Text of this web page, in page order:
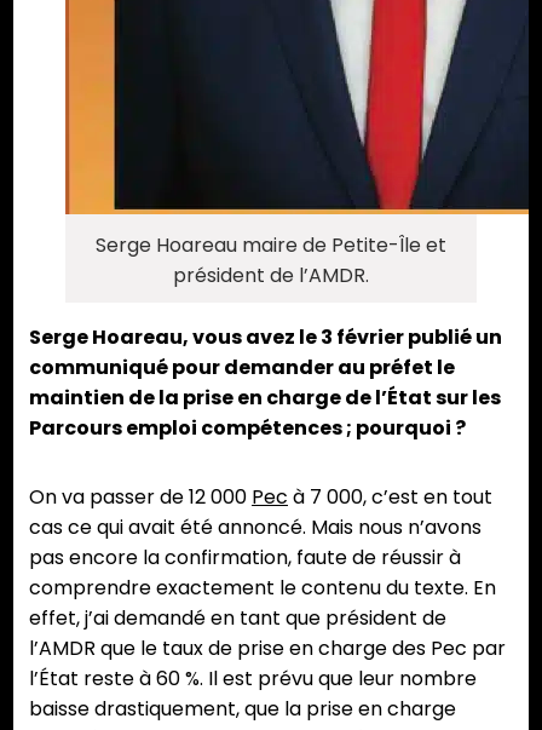
Serge Hoareau maire de Petite-Île et
président de l’AMDR.
Serge Hoareau, vous avez le 3 février publié un
communiqué pour demander au préfet le
maintien de la prise en charge de l’État sur les
Parcours emploi compétences ; pourquoi ?
On va passer de 12 000 Pec à 7 000, c’est en tout
cas ce qui avait été annoncé. Mais nous n’avons
pas encore la confirmation, faute de réussir à
comprendre exactement le contenu du texte. En
effet, j’ai demandé en tant que président de
l’AMDR que le taux de prise en charge des Pec par
l’État reste à 60 %. Il est prévu que leur nombre
baisse drastiquement, que la prise en charge